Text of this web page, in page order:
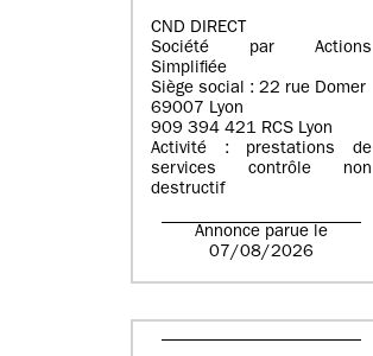
CND DIRECT
Société par Actions
Simplifiée
Siège social : 22 rue Domer
69007 Lyon
909 394 421 RCS Lyon
Activité : prestations de
services contrôle non
destructif
Annonce parue le
07/08/2026